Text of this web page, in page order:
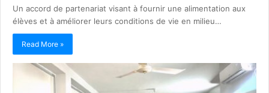
Un accord de partenariat visant à fournir une alimentation aux
élèves et à améliorer leurs conditions de vie en milieu…
Read More »